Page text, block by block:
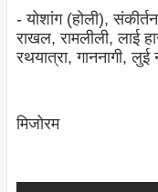
- योशांग (होली),
राखल, रामलीली, लाई
रथयात्रा, गाननागी, लुई
मिजोरम